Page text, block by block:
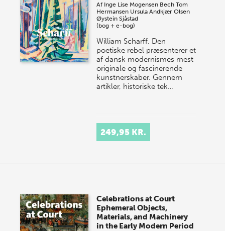
Af Inge Lise Mogensen Bech Tom
Hermansen Ursula Andkjær Olsen
Øystein Sjåstad
(bog + e-bog)
William Scharff. Den
poetiske rebel præsenterer et
af dansk modernismes mest
originale og fascinerende
kunstnerskaber. Gennem
artikler, historiske tek…
249,95 KR.
Celebrations at Court
Ephemeral Objects,
Materials, and Machinery
in the Early Modern Period